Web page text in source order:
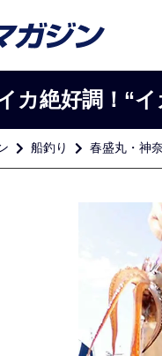
カ絶好調！“
船釣り 春盛丸・神